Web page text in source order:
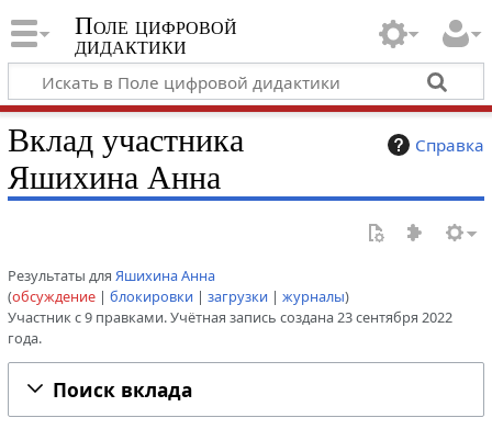
Поле цифровой
дидактики
Справка
Вклад участника
Яшихина Анна
Результаты для Яшихина Анна
обсуждение
блокировки загрузки
журналы
Участник с 9 правками. Учётная запись создана 23 сентября 2022
года.
Поиск вклада